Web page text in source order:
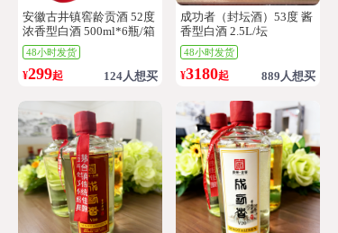
安徽古井镇窖龄贡酒 52度
浓香型白酒 500ml*6瓶/箱
48小时发货
¥299起 124人想买
成功者（封坛酒）53度 酱
香型白酒 2.5L/坛
48小时发货
¥3180起 889人想买